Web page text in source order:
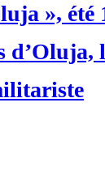
», été
d’Oluja,